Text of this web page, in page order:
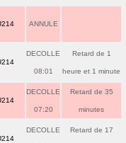
ANNULE
DECOLLE
08:01
Retard de 1
heure et 1 minute
DECOLLE
07:20
Retard de 35
minutes
DECOLLE Retard de 17